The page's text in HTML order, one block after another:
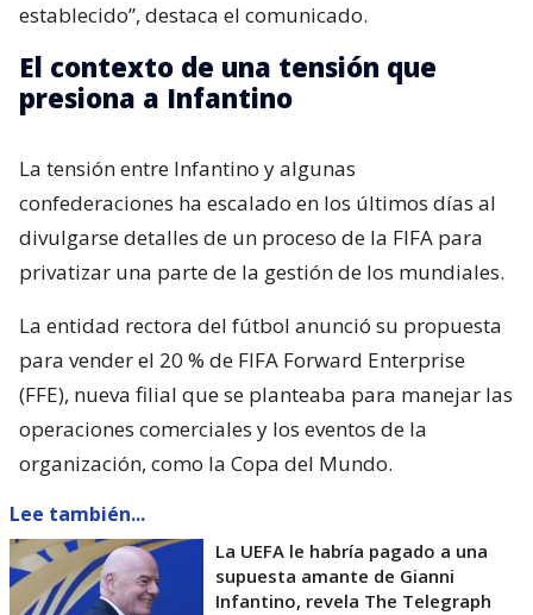
establecido”, destaca el comunicado.
El contexto de una tensión que
presiona a Infantino
La tensión entre Infantino y algunas
confederaciones ha escalado en los últimos días al
divulgarse detalles de un proceso de la FIFA para
privatizar una parte de la gestión de los mundiales.
La entidad rectora del fútbol anunció su propuesta
para vender el 20 % de FIFA Forward Enterprise
(FFE), nueva filial que se planteaba para manejar las
operaciones comerciales y los eventos de la
organización, como la Copa del Mundo.
Lee también...
La UEFA le habría pagado a una
supuesta amante de Gianni
Infantino, revela The Telegraph